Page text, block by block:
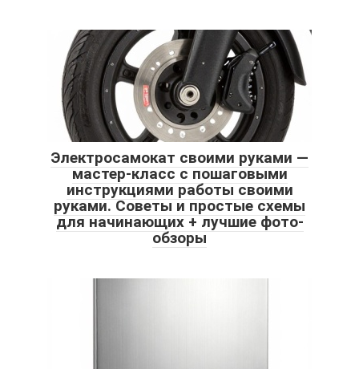
Электросамокат своими руками —
мастер-класс с пошаговыми
инструкциями работы своими
руками. Советы и простые схемы
для начинающих + лучшие фото-
обзоры